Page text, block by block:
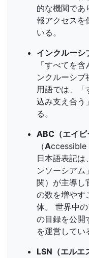
的な機関であ
報アクセスを
いる。
インクルーシ
「すべてを
ンクルーシブ
用語では、「
込み支え合う
る。
ABC（エイビ
（Accessible
日本語表記は
ンソーシアム
関）が主導し
の数を増やす
体。 世界中
の目録を公開
を運営してい
LSN（エルエ